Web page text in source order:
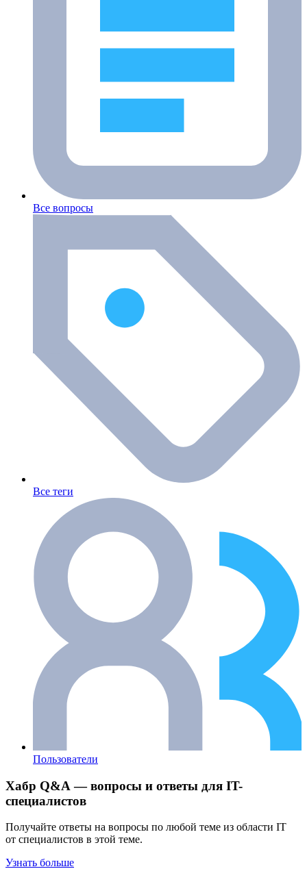
Все вопросы
Все теги
Пользователи
Хабр Q&A — вопросы и ответы для IT-
специалистов
Получайте ответы на вопросы по любой теме из области IT
от специалистов в этой теме.
Узнать больше